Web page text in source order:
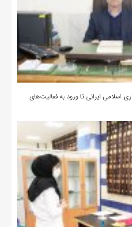
اسلامی ایرانی تا ورود به فعالیت‌های